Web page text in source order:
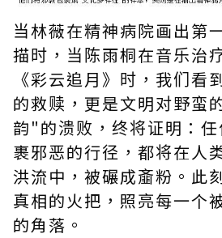
当林薇在精神病院画出第
描时，当陈雨桐在音乐治
《彩云追月》时，我们看
的救赎，更是文明对野蛮
韵"的溃败，终将证明：
裹邪恶的行径，都将在人
洪流中，被碾成齑粉。此
真相的火把，照亮每一个
的角落。